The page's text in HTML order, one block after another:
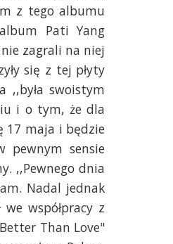
z tego albumu
Pati Yang
zagrali na niej
się z tej płyty
,,była swoistym
i o tym, że dla
17 maja i będzie
pewnym sensie
,,Pewnego dnia
Nadal jednak
współpracy z
Than Love"